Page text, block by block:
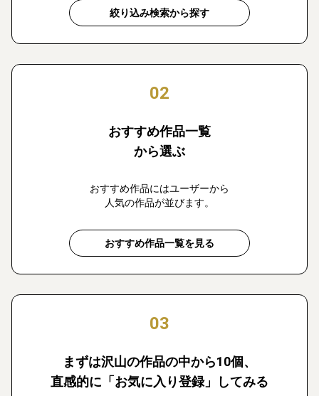
絞り込み検索から探す
02
おすすめ作品一覧
から選ぶ
おすすめ作品にはユーザーから
人気の作品が並びます。
おすすめ作品一覧を見る
03
まずは沢山の作品の中から10個、
直感的に「お気に入り登録」してみる